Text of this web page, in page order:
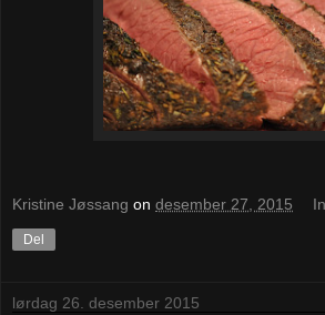
Kristine Jøssang on desember 27, 2015
Del
lørdag 26. desember 2015